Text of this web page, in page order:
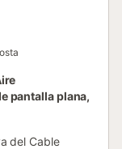
pantalla plana,
del Cable